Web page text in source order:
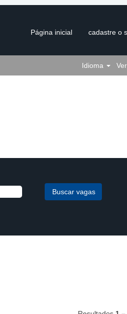
Página inicial cadastre o
Idioma